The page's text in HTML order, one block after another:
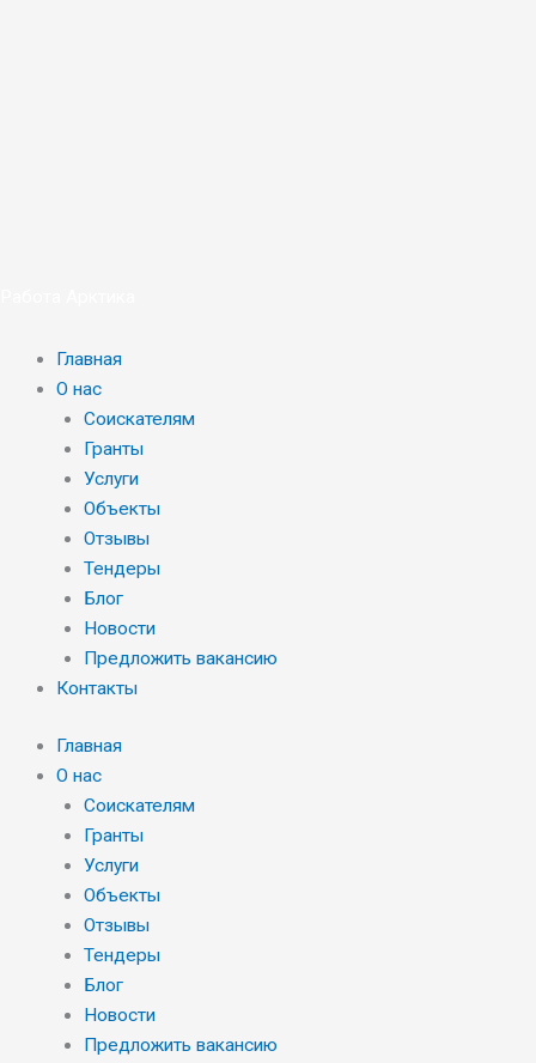
Главная
О нас
Соискателям
Гранты
Услуги
Объекты
Отзывы
Тендеры
Блог
Новости
Предложить вакансию
Контакты
Главная
О нас
Соискателям
Гранты
Услуги
Объекты
Отзывы
Тендеры
Блог
Новости
Предложить вакансию